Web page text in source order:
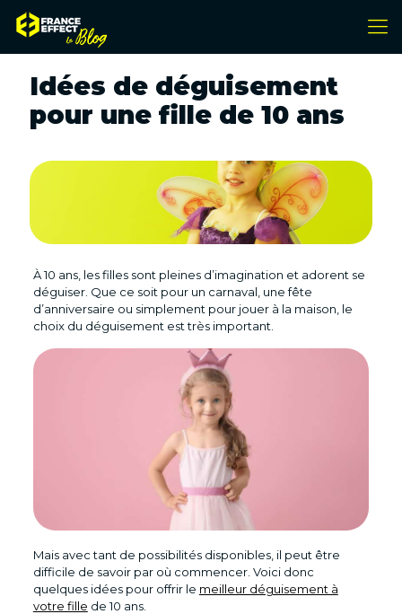
Idées de déguisement
pour une fille de 10 ans
À 10 ans, les filles sont pleines d’imagination et adorent se
déguiser. Que ce soit pour un carnaval, une fête
d’anniversaire ou simplement pour jouer à la maison, le
choix du déguisement est très important.
Mais avec tant de possibilités disponibles, il peut être
difficile de savoir par où commencer. Voici donc
quelques idées pour offrir le meilleur déguisement à
votre fille de 10 ans.